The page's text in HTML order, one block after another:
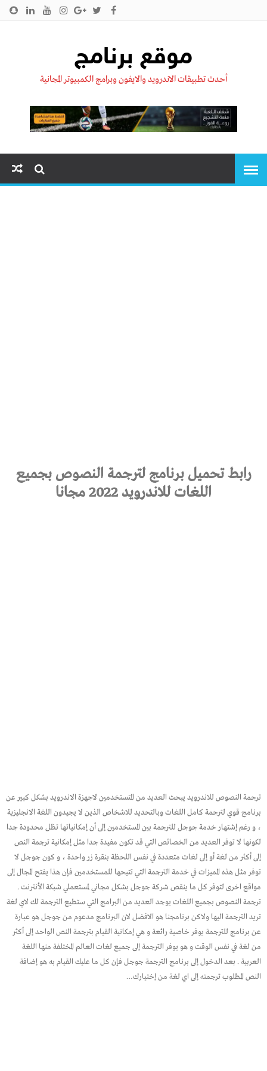
موقع برنامج
أحدث تطبيقات الاندرويد والايفون وبرامج الكمبيوتر المجانية
رابط تحميل برنامج لترجمة النصوص بجميع
اللغات للاندرويد 2022 مجانا
ترجمة النصوص للاندرويد يبحث العديد من المتستخدمين لاجهزة الاندرويد بشكل كبير عن
برنامج قوي لترجمة كامل اللغات وبالتحديد للاشخاص الذين لا يجيدون اللغة الانجليزية
، و رغم إشتهار خدمة جوجل للترجمة بين المستخدمين إلى أن إمكانياتها تظل محدودة جدا
لكونها لا توفر العديد من الخصائص التي قد تكون مفيدة جدا مثل إمكانية ترجمة النص
إلى أكثر من لغة أو إلى لغات متعددة في نفس اللحظة بنقرة زر واحدة ، و كون جوجل لا
توفر مثل هذه المميزات في خدمة الترجمة التي تتيحها للمستخدمين فإن هذا يفتح المجال إلى
مواقع اخرى لتوفر كل ما ينقص شركة جوجل بشكل مجاني لمستعملي شبكة الأنترنت .
ترجمة النصوص بجميع اللغات يوجد العديد من البرامج التي ستطيع الترجمة لك لاي لغة
تريد الترجمة اليها ولاكن برنامجنا هو الافضل لان البرنامج مدعوم من جوجل هو عبارة
عن برنامج للترجمة يوفر خاصية رائعة و هي إمكانية القيام بترجمة النص الواحد إلى أكثر
من لغة في نفس الوقت و هو يوفر الترجمة إلى جميع لغات العالم المختلفة منها اللغة
العربية . بعد الدخول إلى برنامج الترجمة جوجل فإن كل ما عليك القيام به هو إضافة
النص المطلوب ترجمته إلى اي لغة من إختيارك…